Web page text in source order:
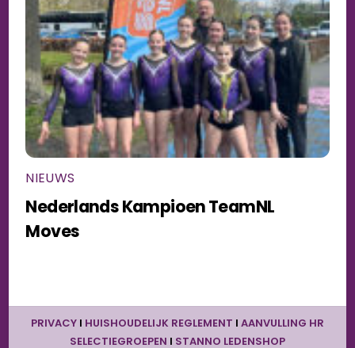
NIEUWS
Nederlands Kampioen TeamNL
Moves
BACK
TO
PRIVACY I HUISHOUDELIJK REGLEMENT I AANVULLING HR
SELECTIEGROEPEN I STANNO LEDENSHOP